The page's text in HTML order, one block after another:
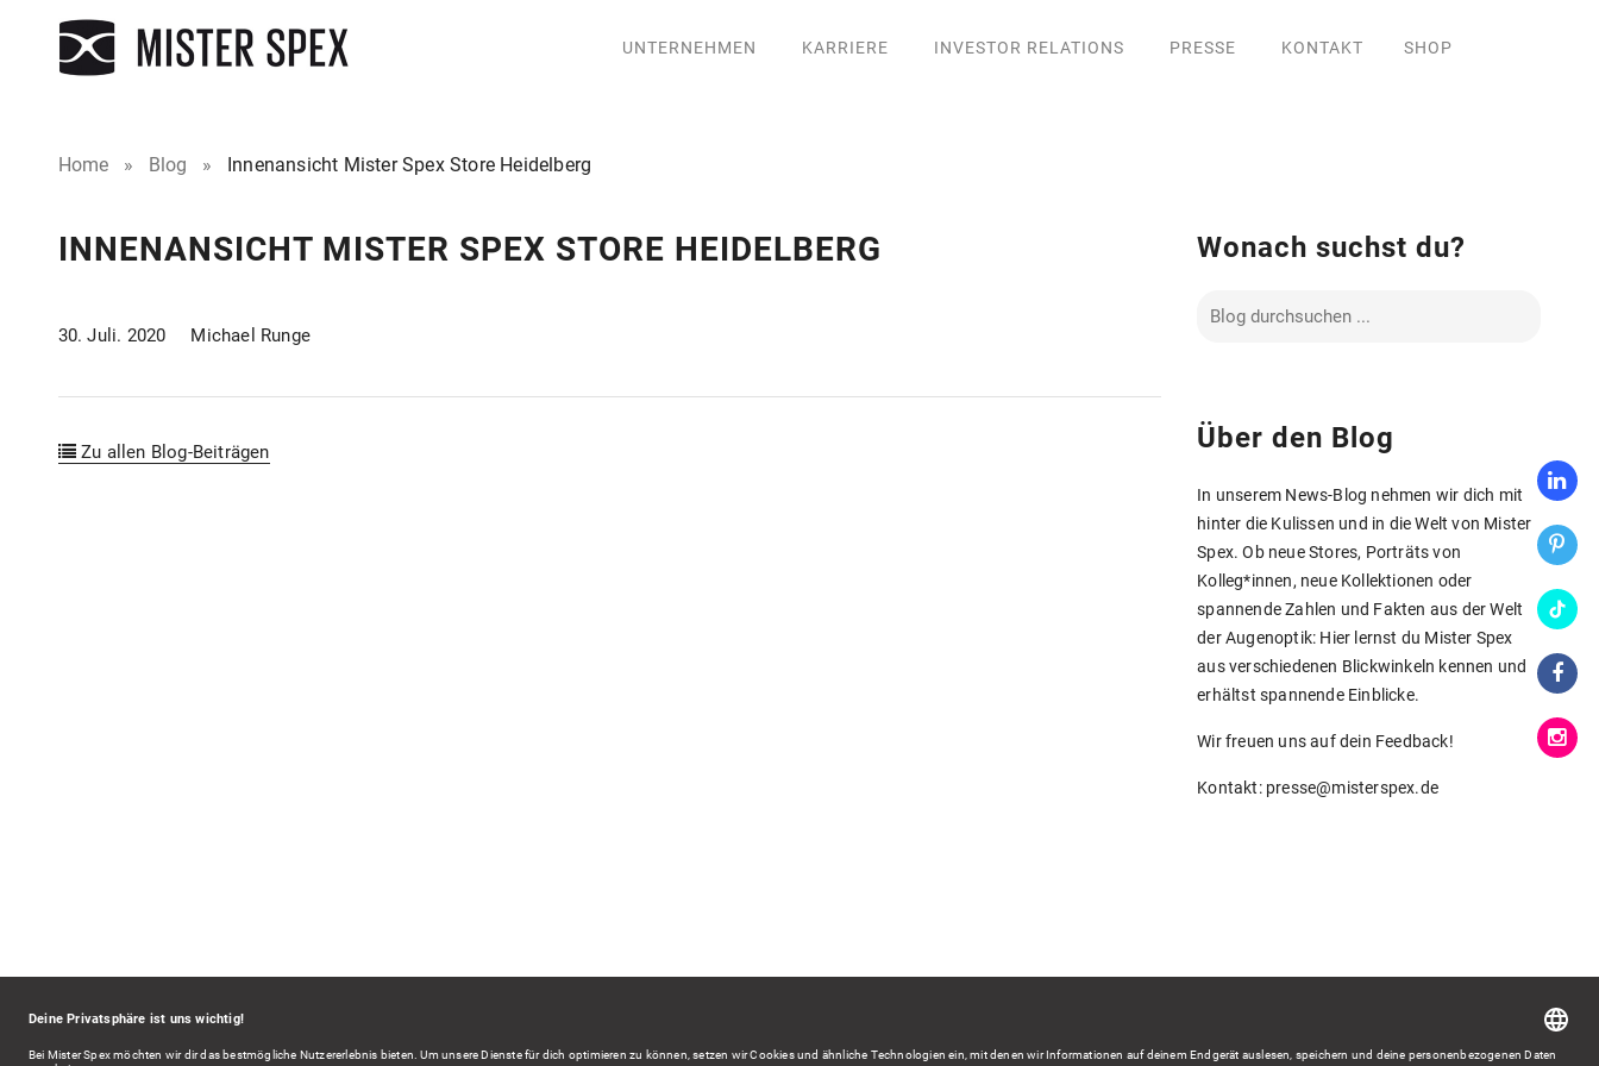
UNTERNEHMEN KARRIERE INVESTOR RELATIONS PRESSE KONTAKT SHOP
Home » Blog » Innenansicht Mister Spex Store Heidelberg
INNENANSICHT MISTER SPEX STORE HEIDELBERG
30. Juli. 2020 Michael Runge
Zu allen Blog-Beiträgen
Wonach suchst du?
Über den Blog
In unserem News-Blog nehmen wir dich mit
hinter die Kulissen und in die Welt von Mister
Spex. Ob neue Stores, Porträts von
Kolleg*innen, neue Kollektionen oder
spannende Zahlen und Fakten aus der Welt
der Augenoptik: Hier lernst du Mister Spex
aus verschiedenen Blickwinkeln kennen und
erhältst spannende Einblicke.
Wir freuen uns auf dein Feedback!
Kontakt: presse@misterspex.de